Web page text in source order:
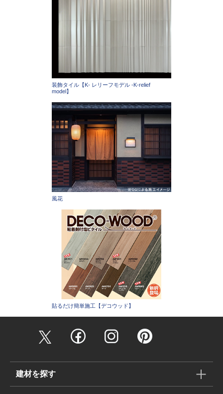
装飾タイル【K- レリーフモデル -K-relief
model】
風花
貼るだけ簡単施工【デコウッド】
建材を探す